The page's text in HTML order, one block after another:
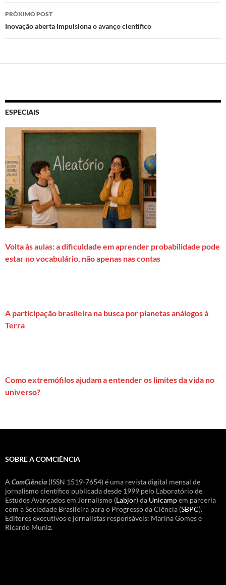
posts
PRÓXIMO POST
Inovação aberta impulsiona o avanço científico
ESPECIAIS
Volta às aulas: a dificuldade em aprender probabilidade pode
estar no vocabulário, não apenas nas contas
A participação brasileira na busca por planetas análogos à
Terra
Como extremófilos ajudam a entender os limites da vida no
universo?
SOBRE A COMCIÊNCIA
A ComCiência (ISSN 1519-7654) é uma revista digital mensal de
jornalismo científico publicada desde 1999 pelo Laboratório de
Estudos Avançados em Jornalismo (Labjor) da Unicampem parceria
com a Sociedade Brasileira para o Progresso da Ciência (SBPC).
Editores executivos e jornalistas responsáveis: Marina Gomes e
Ricardo Muniz.